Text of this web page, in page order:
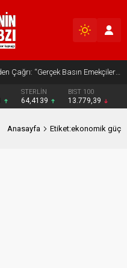
Batman Basın Derneği’nden Çağrı: “Gerçek Basın Emekçileri Desteklenmeli”
STERLİN
64,4139
BIST 100
13.779,39
Anasayfa Etiket:ekonomik güç